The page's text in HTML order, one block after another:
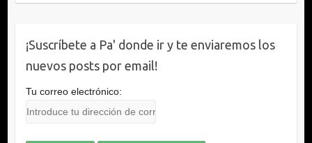
¡Suscríbete a Pa' donde ir y te enviaremos los
nuevos posts por email!
Tu correo electrónico: